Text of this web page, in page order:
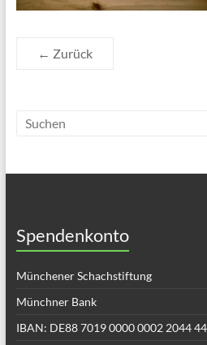
← Zurück
Spendenkonto
Münchener Schachstiftung
Münchner Bank
IBAN: DE88 7019 0000 0002 2044 44